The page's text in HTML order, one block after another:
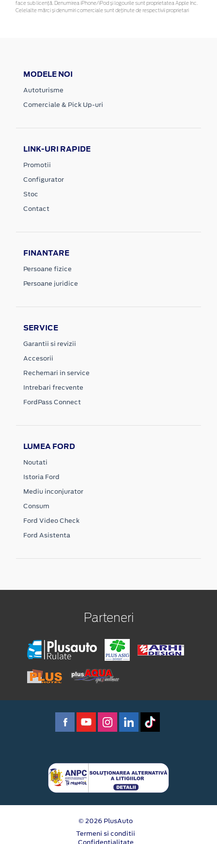
face sub licență. Denumirea iPhone/iPod și logourile sunt proprietatea Apple Inc.
Celelalte mărci și denumiri comerciale sunt deținute de respectivii proprietari
MODELE NOI
Autoturisme
Comerciale & Pick Up-uri
LINK-URI RAPIDE
Promotii
Configurator
Stoc
Contact
FINANTARE
Persoane fizice
Persoane juridice
SERVICE
Garantii si revizii
Accesorii
Rechemari in service
Intrebari frecvente
FordPass Connect
LUMEA FORD
Noutati
Istoria Ford
Mediu inconjurator
Consum
Ford Video Check
Ford Asistenta
Parteneri
© 2026 PlusAuto
Termeni si conditii